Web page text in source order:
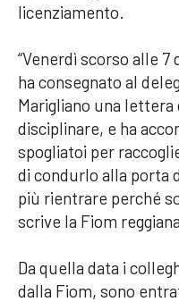
licenziamento.
“Venerdì scorso alle
ha consegnato al
Marigliano una
disciplinare, e ha
spogliatoi per
di condurlo alla porta
più rientrare perché
scrive la Fiom
Da quella data i
dalla Fiom, sono